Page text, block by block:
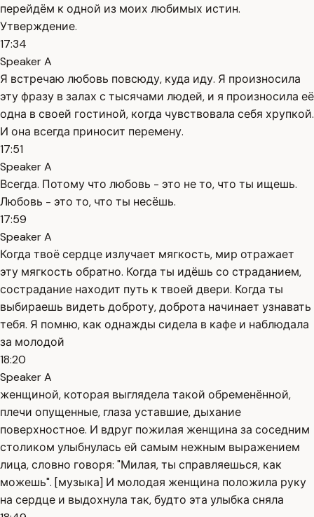
перейдём к одной из моих любимых истин.
Утверждение.
17:34
Speaker A
Я встречаю любовь повсюду, куда иду. Я произносила
эту фразу в залах с тысячами людей, и я произносила её
одна в своей гостиной, когда чувствовала себя хрупкой.
И она всегда приносит перемену.
17:51
Speaker A
Всегда. Потому что любовь - это не то, что ты ищешь.
Любовь - это то, что ты несёшь.
17:59
Speaker A
Когда твоё сердце излучает мягкость, мир отражает
эту мягкость обратно. Когда ты идёшь со страданием,
сострадание находит путь к твоей двери. Когда ты
выбираешь видеть доброту, доброта начинает узнавать
тебя. Я помню, как однажды сидела в кафе и наблюдала
за молодой
18:20
Speaker A
женщиной, которая выглядела такой обременённой,
плечи опущенные, глаза уставшие, дыхание
поверхностное. И вдруг пожилая женщина за соседним
столиком улыбнулась ей самым нежным выражением
лица, словно говоря: "Милая, ты справляешься, как
можешь". [музыка] И молодая женщина положила руку
на сердце и выдохнула так, будто эта улыбка сняла